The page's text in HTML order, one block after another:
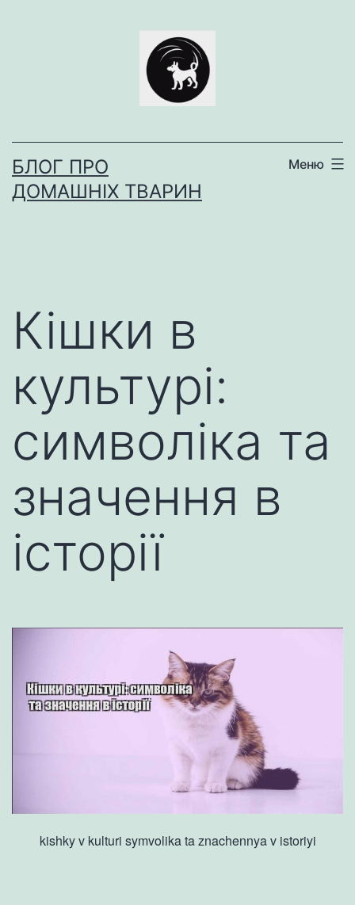
БЛОГ ПРО
ДОМАШНІХ ТВАРИН
Меню
Кішки в
культурі:
символіка та
значення в
історії
kishky v kulturi symvolika ta znachennya v istoriyi